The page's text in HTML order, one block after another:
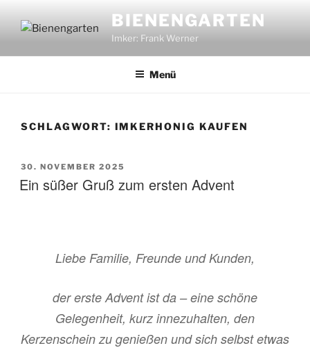
Inhalt
BIENENGARTEN
Imker: Frank Werner
Menü
SCHLAGWORT: IMKERHONIG KAUFEN
VERÖFFENTLICHT
AM
30. NOVEMBER 2025
Ein süßer Gruß zum ersten Advent
Liebe Familie, Freunde und Kunden,
der erste Advent ist da – eine schöne
Gelegenheit, kurz innezuhalten, den
Kerzenschein zu genießen und sich selbst etwas